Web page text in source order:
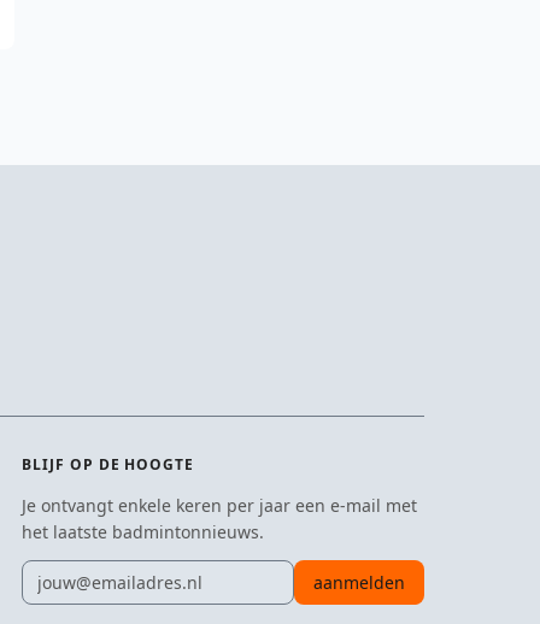
BLIJF OP DE HOOGTE
Je ontvangt enkele keren per jaar een e-mail met
het laatste badmintonnieuws.
E-mailadres
aanmelden